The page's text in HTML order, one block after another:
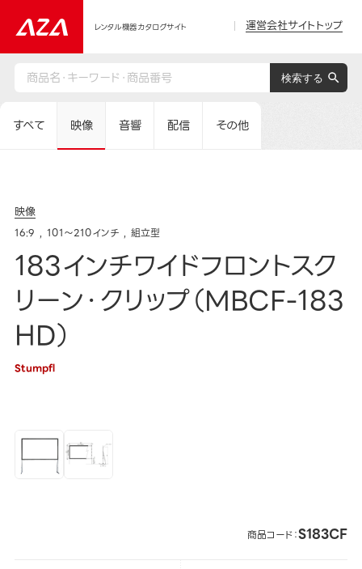
レンタル機器カタログサイト 運営会社サイトトップ
すべて 映像 音響 配信 その他
映像
16:9 101～210インチ 組立型
183インチワイドフロントスク
リーン・クリップ（MBCF-183
HD）
Stumpfl
商品コード：S183CF